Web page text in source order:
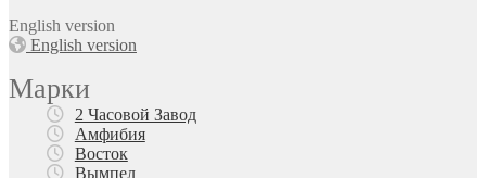
English version
English version
Марки
2 Часовой Завод
Амфибия
Восток
Вымпел